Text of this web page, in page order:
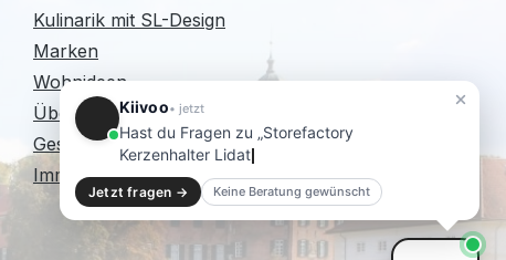
Kulinarik mit SL-Design
Marken
Wohnideen
Über mich
Geschenkgutscheine
Immer wieder Sonntags
Kiivoo• jetzt
Hast du Fragen zu „Storefactory
Kerzenhalter Lidatorp Small Brown"?
Jetzt fragen → Keine Beratung gewünscht